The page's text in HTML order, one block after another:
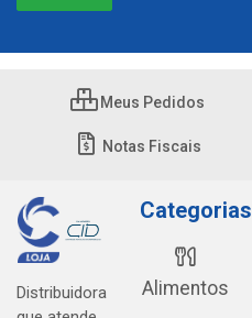
Meus Pedidos
Notas Fiscais
Distribuidora
Categorias
Alimentos